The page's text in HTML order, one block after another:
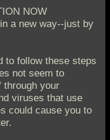
NOW
a new way--just by
to follow these steps
not seem to
through your
viruses that use
could cause you to